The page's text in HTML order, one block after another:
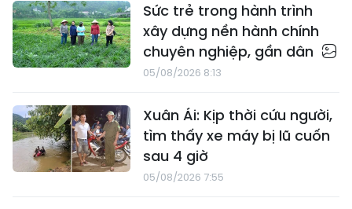
Sức trẻ trong hành trình
xây dựng nền hành chính
chuyên nghiệp, gần dân
05/08/2026 8:13
Xuân Ái: Kịp thời cứu người,
tìm thấy xe máy bị lũ cuốn
sau 4 giờ
05/08/2026 7:55